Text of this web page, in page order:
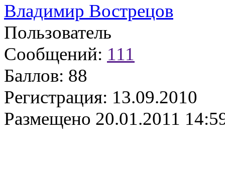
Владимир Вострецов
Пользователь
Сообщений: 111
Баллов: 88
Регистрация: 13.09.2010
Размещено 20.01.2011